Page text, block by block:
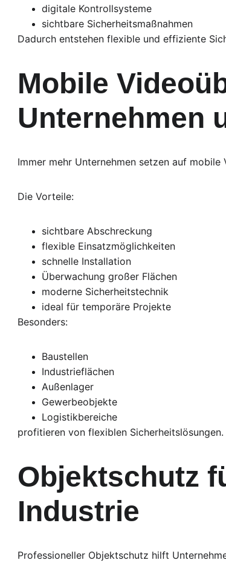
digitale Kontrollsysteme
sichtbare Sicherheitsmaßnahmen
Dadurch entstehen flexible und effiziente
Mobile
Unternehmen
Immer mehr Unternehmen setzen auf
Die Vorteile:
sichtbare Abschreckung
flexible Einsatzmöglichkeiten
schnelle Installation
Überwachung großer Flächen
moderne Sicherheitstechnik
ideal für temporäre Projekte
Besonders:
Baustellen
Industrieflächen
Außenlager
Gewerbeobjekte
Logistikbereiche
profitieren von flexiblen Sicherheitslösungen.
Objektschutz
Industrie
Professioneller Objektschutz hilft